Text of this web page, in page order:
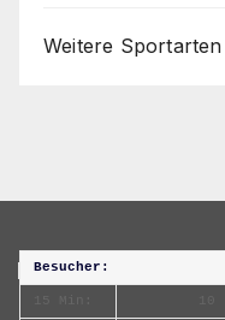
Weitere Sportarten
Besucher: